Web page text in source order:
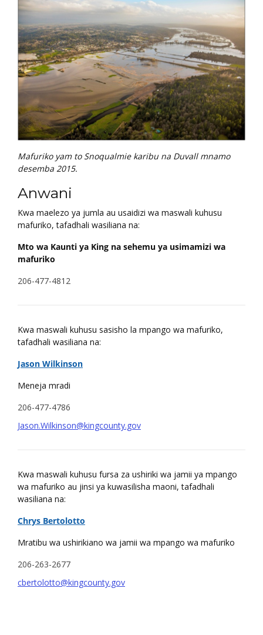
Mafuriko yam to Snoqualmie karibu na Duvall mnamo
desemba 2015.
Anwani
Kwa maelezo ya jumla au usaidizi wa maswali kuhusu
mafuriko, tafadhali wasiliana na:
Mto wa Kaunti ya King​ na sehemu ya usimamizi wa
mafuriko
206-477-4812
Kwa maswali kuhusu sasisho la mpango wa mafuriko,
tafadhali wasiliana na:
Jason Wilkinson
Meneja mradi
206-477-4786
Jason.Wilkinson@kingcounty.gov
Kwa maswali kuhusu fursa za ushiriki wa jamii ya mpango
wa mafuriko au jinsi ya kuwasilisha maoni, tafadhali
wasiliana na:
Chrys Bertolotto
Mratibu wa ushirikiano wa jamii wa mpango wa mafuriko
206-263-2677
cbertolotto@kingcounty.gov